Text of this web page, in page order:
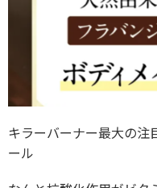
キラーバーナー最大の注
ール